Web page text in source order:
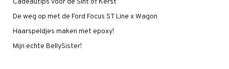
De weg op met de Ford Focus ST Line x Wagon
Haarspeldjes maken met epoxy!
Mijn echte BellySister!